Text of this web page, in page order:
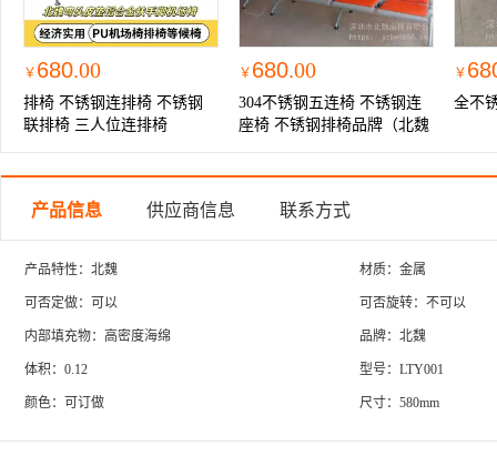
￥ 680.00
排椅 不锈钢连排椅 不锈钢
联排椅 三人位连排椅
￥ 680.00
304不锈钢五连椅 不锈钢连
座椅 不锈钢排椅品牌（北魏
￥
全不
产品信息 供应商信息 联系方式
产品特性：北魏 材质：金属
可否定做：可以 可否旋转：不可以
内部填充物：高密度海绵 品牌：北魏
体积：0.12 型号：LTY001
颜色：可订做 尺寸：580mm